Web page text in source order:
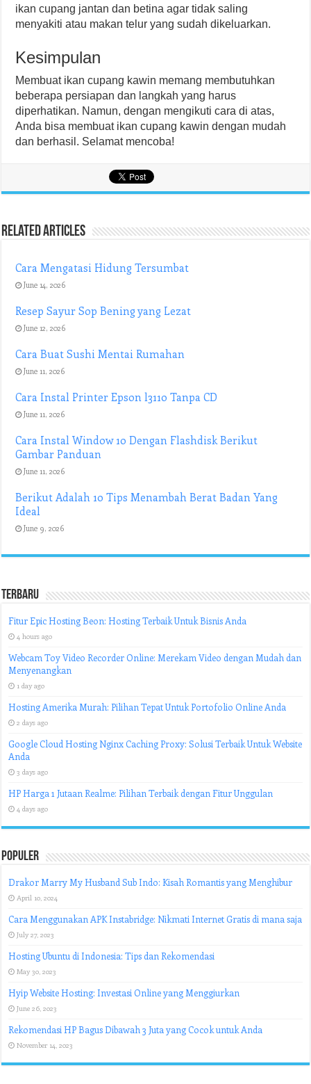
ikan cupang jantan dan betina agar tidak saling
menyakiti atau makan telur yang sudah dikeluarkan.
Kesimpulan
Membuat ikan cupang kawin memang membutuhkan
beberapa persiapan dan langkah yang harus
diperhatikan. Namun, dengan mengikuti cara di atas,
Anda bisa membuat ikan cupang kawin dengan mudah
dan berhasil. Selamat mencoba!
Related Articles
Cara Mengatasi Hidung Tersumbat
June 14, 2026
Resep Sayur Sop Bening yang Lezat
June 12, 2026
Cara Buat Sushi Mentai Rumahan
June 11, 2026
Cara Instal Printer Epson l3110 Tanpa CD
June 11, 2026
Cara Instal Window 10 Dengan Flashdisk Berikut
Gambar Panduan
June 11, 2026
Berikut Adalah 10 Tips Menambah Berat Badan Yang
Ideal
June 9, 2026
Terbaru
Fitur Epic Hosting Beon: Hosting Terbaik Untuk Bisnis Anda
4 hours ago
Webcam Toy Video Recorder Online: Merekam Video dengan Mudah dan
Menyenangkan
1 day ago
Hosting Amerika Murah: Pilihan Tepat Untuk Portofolio Online Anda
2 days ago
Google Cloud Hosting Nginx Caching Proxy: Solusi Terbaik Untuk Website
Anda
3 days ago
HP Harga 1 Jutaan Realme: Pilihan Terbaik dengan Fitur Unggulan
4 days ago
Populer
Drakor Marry My Husband Sub Indo: Kisah Romantis yang Menghibur
April 10, 2024
Cara Menggunakan APK Instabridge: Nikmati Internet Gratis di mana saja
July 27, 2023
Hosting Ubuntu di Indonesia: Tips dan Rekomendasi
May 30, 2023
Hyip Website Hosting: Investasi Online yang Menggiurkan
June 26, 2023
Rekomendasi HP Bagus Dibawah 3 Juta yang Cocok untuk Anda
November 14, 2023